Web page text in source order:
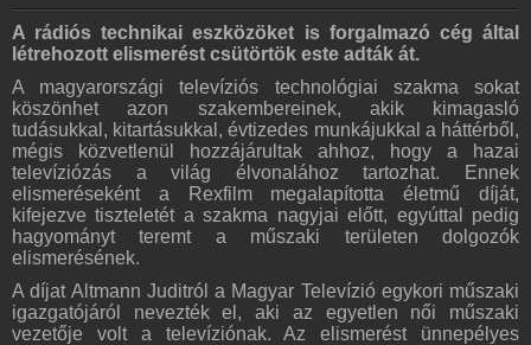
Partnerek
Rádiós partnerek
Rádió beágyazás
Ágyazd be weboldaladba
Online rádió készítés
Készítés lépésről lépésre
A rádiós technikai eszközöket is forgalmazó cég által
létrehozott elismerést csütörtök este adták át.
A magyarországi televíziós technológiai szakma sokat
köszönhet azon szakembereinek, akik kimagasló
tudásukkal, kitartásukkal, évtizedes munkájukkal a háttérből,
mégis közvetlenül hozzájárultak ahhoz, hogy a hazai
televíziózás a világ élvonalához tartozhat. Ennek
elismeréseként a Rexfilm megalapította életmű díját,
kifejezve tiszteletét a szakma nagyjai előtt, egyúttal pedig
hagyományt teremt a műszaki területen dolgozók
elismerésének.
A díjat Altmann Juditról a Magyar Televízió egykori műszaki
igazgatójáról nevezték el, aki az egyetlen női műszaki
vezetője volt a televíziónak. Az elismerést ünnepélyes